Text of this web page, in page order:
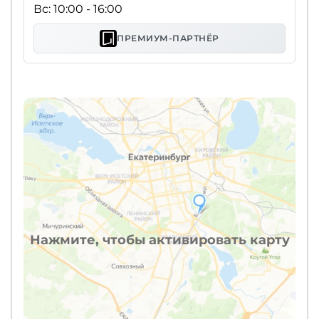
Нажмите, чтобы активировать карту
Вс: 10:00 - 16:00
ПРЕМИУМ-ПАРТНЁР